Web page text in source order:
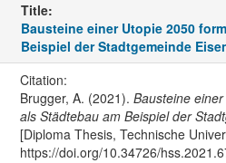
Title:
Bausteine einer Utopie 2050
Beispiel der Stadtgemeinde
Citation:
Brugger, A. (2021). Bausteine
als Städtebau am Beispiel der
[Diploma Thesis, Technische
https://doi.org/10.34726/